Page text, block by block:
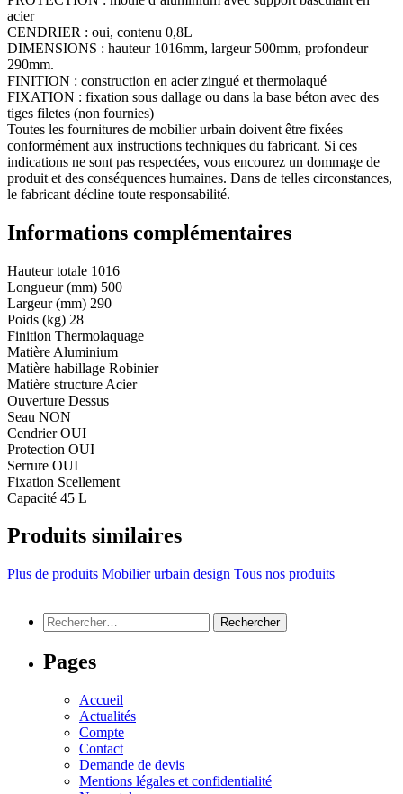
acier
CENDRIER : oui, contenu 0,8L
DIMENSIONS : hauteur 1016mm, largeur 500mm, profondeur
290mm.
FINITION : construction en acier zingué et thermolaqué
FIXATION : fixation sous dallage ou dans la base béton avec des
tiges filetes (non fournies)
Toutes les fournitures de mobilier urbain doivent être fixées
conformément aux instructions techniques du fabricant. Si ces
indications ne sont pas respectées, vous encourez un dommage de
produit et des conséquences humaines. Dans de telles circonstances,
le fabricant décline toute responsabilité.
Informations complémentaires
Hauteur totale 1016
Longueur (mm) 500
Largeur (mm) 290
Poids (kg) 28
Finition Thermolaquage
Matière Aluminium
Matière habillage Robinier
Matière structure Acier
Ouverture Dessus
Seau NON
Cendrier OUI
Protection OUI
Serrure OUI
Fixation Scellement
Capacité 45 L
Produits similaires
Plus de produits Mobilier urbain design Tous nos produits
Rechercher :
Pages
Accueil
Actualités
Compte
Contact
Demande de devis
Mentions légales et confidentialité